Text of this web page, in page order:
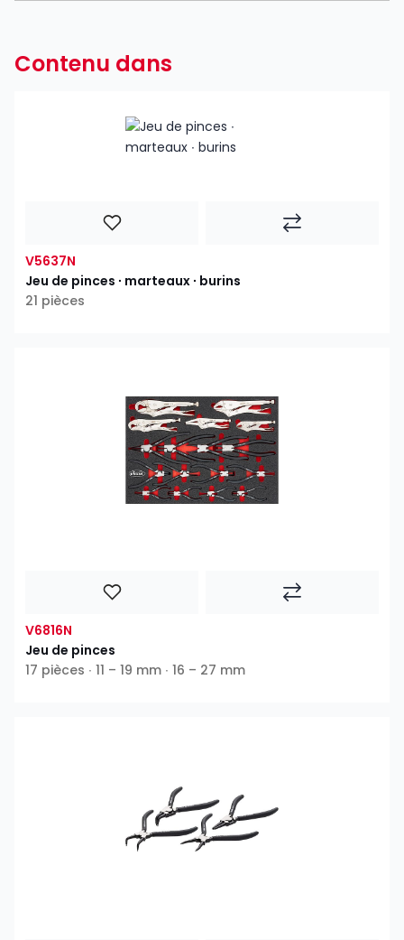
Contenu dans
V5637N
Jeu de pinces ∙ marteaux ∙ burins
21 pièces
V6816N
Jeu de pinces
17 pièces ∙ 11 – 19 mm ∙ 16 – 27 mm